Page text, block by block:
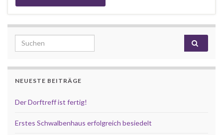
Search for:
NEUESTE BEITRÄGE
Der Dorftreff ist fertig!
Erstes Schwalbenhaus erfolgreich besiedelt